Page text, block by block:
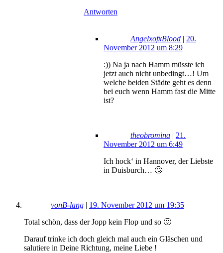
Antworten
AngelxofxBlood | 20.
November 2012 um 8:29
:)) Na ja nach Hamm müsste ich
jetzt auch nicht unbedingt…! Um
welche beiden Städte geht es denn
bei euch wenn Hamm fast die Mitte
ist?
theobromina | 21.
November 2012 um 6:49
Ich hock‘ in Hannover, der Liebste
in Duisburch… 🙄
vonB-lang | 19. November 2012 um 19:35
Total schön, dass der Jopp kein Flop und so 🙂
Darauf trinke ich doch gleich mal auch ein Gläschen und
salutiere in Deine Richtung, meine Liebe !